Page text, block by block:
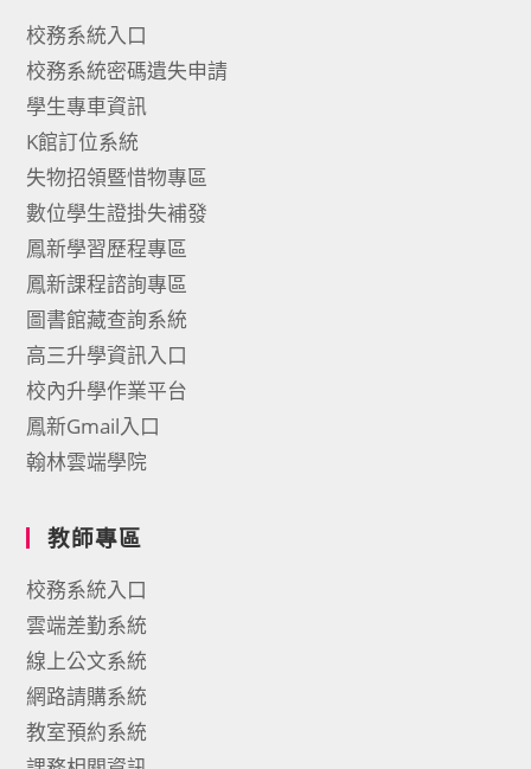
校務系統入口
校務系統密碼遺失申請
學生專車資訊
K館訂位系統
失物招領暨惜物專區
數位學生證掛失補發
鳳新學習歷程專區
鳳新課程諮詢專區
圖書館藏查詢系統
高三升學資訊入口
校內升學作業平台
鳳新Gmail入口
翰林雲端學院
教師專區
校務系統入口
雲端差勤系統
線上公文系統
網路請購系統
教室預約系統